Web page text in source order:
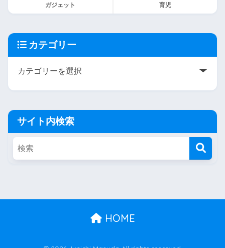
ガジェット 育児
カテゴリー
サイト内検索
HOME